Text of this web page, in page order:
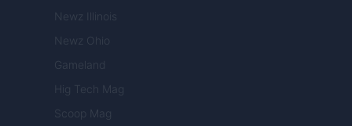
Newz Illinois
Newz Ohio
Gameland
Hig Tech Mag
Scoop Mag